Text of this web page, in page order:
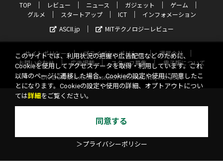
TOP レビュー ニュース ガジェット
ゲーム
グルメ
スタートアップ ICT
インフォメーション
ASCII.jp
MITテクノロジーレビュー
サイトポリシー プライバシーポリシー
運営会社
お問い合わせ
広告掲載 スタッフ募集
電子版について
©KADOKAWA ASCII Research Laboratories, Inc. 2026
このサイトでは、利用状況の把握や広告配信などのために、
Cookieを使用してアクセスデータを取得・利用しています。これ
以降のページに遷移した場合、Cookieの設定や使用に同意したこ
とになります。Cookieの設定や使用の詳細、オプトアウトについ
ては詳細 をご覧ください。
同意する
＞プライバシーポリシー